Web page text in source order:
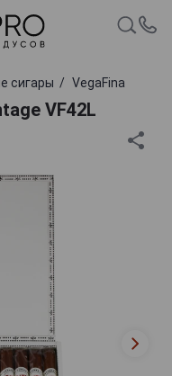
сигары VegaFina
VF42L